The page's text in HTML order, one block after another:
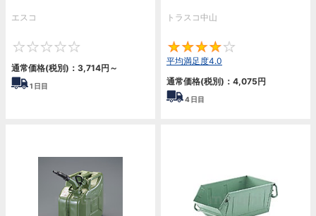
エスコ
通常価格(税別)： 3,714円 ～
1 日目
トラスコ中山
平均満足度4.0
通常価格(税別)： 4,075円
4日目